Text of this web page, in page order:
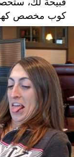
كوب مخصص